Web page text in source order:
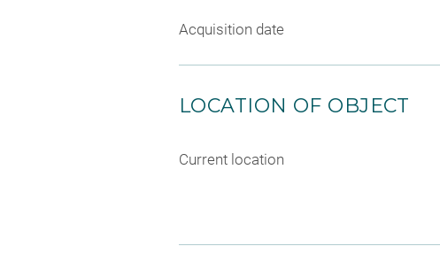
Acquisition date
LOCATION OF OBJECT
Current location